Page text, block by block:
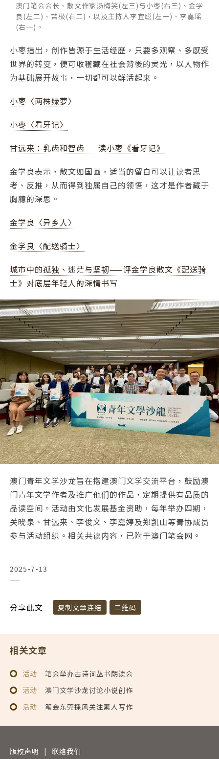
澳门笔会会长、散文作家汤梅笑(左三)与小枣(右三)、金学
良(左二)、苦极(右二)，以及主持人李宜聪(左一)、李嘉瑶
(右一)。
小枣指出，创作皆源于生活经歷，只要多观察、多感受
世界的转变，便可收穫藏在社会背後的灵光，以人物作
为基础展开故事，一切都可以鲜活起来。
小枣〈两株绿萝〉
小枣〈看牙记〉
甘远来：乳齿和智齿——读小枣《看牙记》
金学良表示，散文如国画，适当的留白可以让读者思
考、反推，从而得到独属自己的领悟，这才是作者藏于
胸臆的深思。
金学良〈异乡人〉
金学良〈配送骑士〉
城市中的孤独、迷茫与坚韧——评金学良散文《配送骑
士》对底层年轻人的深情书写
澳门青年文学沙龙旨在搭建澳门文学交流平台，鼓励澳
门青年文学作者及推广他们的作品，定期提供有品质的
品读空间。活动由文化发展基金资助，每年举办四期，
关晓泉、甘远来、李俊文、李嘉婷及郑凯山等青协成员
参与活动组织。相关共读内容，已附于澳门笔会网。
2025-7-13
分享此文 复制文章连结 二维码
相关文章
活动
笔会举办古诗词丛书朗读会
活动
澳门文学沙龙讨论小说创作
活动
笔会东莞採风关注素人写作
版权声明 | 联络我们